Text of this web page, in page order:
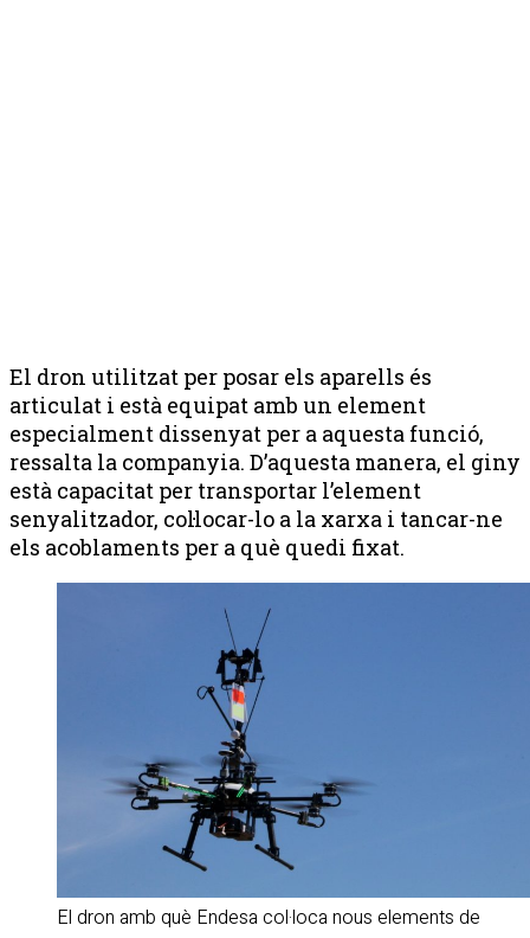
El dron utilitzat per posar els aparells és
articulat i està equipat amb un element
especialment dissenyat per a aquesta funció,
ressalta la companyia. D’aquesta manera, el giny
està capacitat per transportar l’element
senyalitzador, col·locar-lo a la xarxa i tancar-ne
els acoblaments per a què quedi fixat.
El dron amb què Endesa col·loca nous elements de